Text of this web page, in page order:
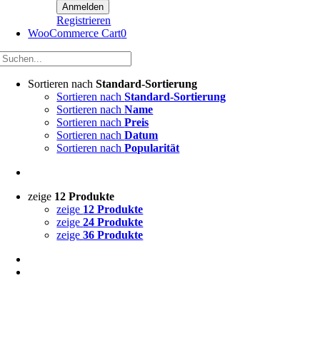
Registrieren
WooCommerce Cart0
Sortieren nachStandard-Sortierung
Sortieren nachStandard-Sortierung
Sortieren nachName
Sortieren nachPreis
Sortieren nachDatum
Sortieren nachPopularität
zeige 12 Produkte
zeige 12 Produkte
zeige24 Produkte
zeige36 Produkte